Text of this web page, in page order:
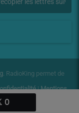
0
. RadioKing permet de
|Mentions